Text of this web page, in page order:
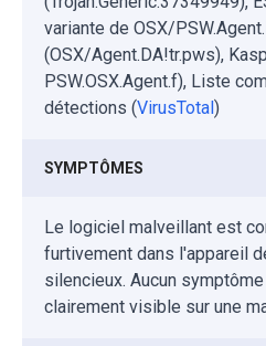
variante de OSX/
(OSX/Agent.DA!tr.pws),
PSW.OSX.Agent.f), Liste
détections (VirusTotal)
SYMPTÔMES
Le logiciel malveillant est
furtivement dans l'appareil
silencieux. Aucun
clairement visible sur une